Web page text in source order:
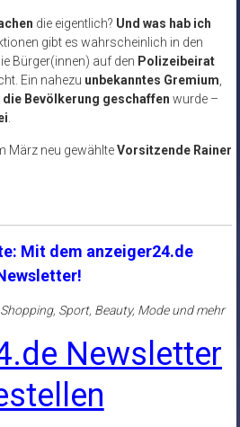
die eigentlich? Und was hab ich
gibt es wahrscheinlich in den
Bürger(innen) auf den Polizeibeirat
Ein nahezu unbekanntes Gremium
Bevölkerung geschaffen wurde –
März neu gewählteVorsitzende Rainer
Mit dem anzeiger24.de
Sport, Beauty, Mode und mehr
Newsletter